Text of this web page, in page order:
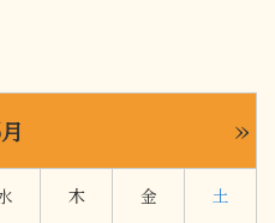
»
木 金 土